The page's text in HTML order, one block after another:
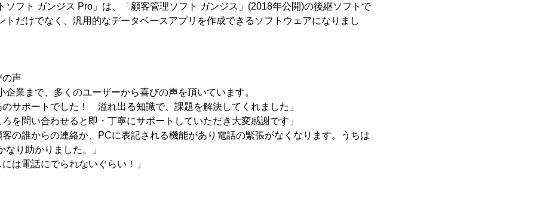
ソフト ガンジス Pro」は、「顧客管理ソフト ガンジス」(2018年公開)の後継ソフトで
トだけでなく、汎用的なデータベースアプリを作成できるソフトウェアになりまし
の声
企業まで、多くのユーザーから喜びの声を頂いています。
サポートでした！ 溢れ出る知識で、課題を解決してくれました」
を問い合わせると即・丁寧にサポートしていただき大変感謝です」
の誰からの連絡か、PCに表記される機能があり電話の緊張がなくなります。うちは
なり助かりました。」
は電話にでられないぐらい！」